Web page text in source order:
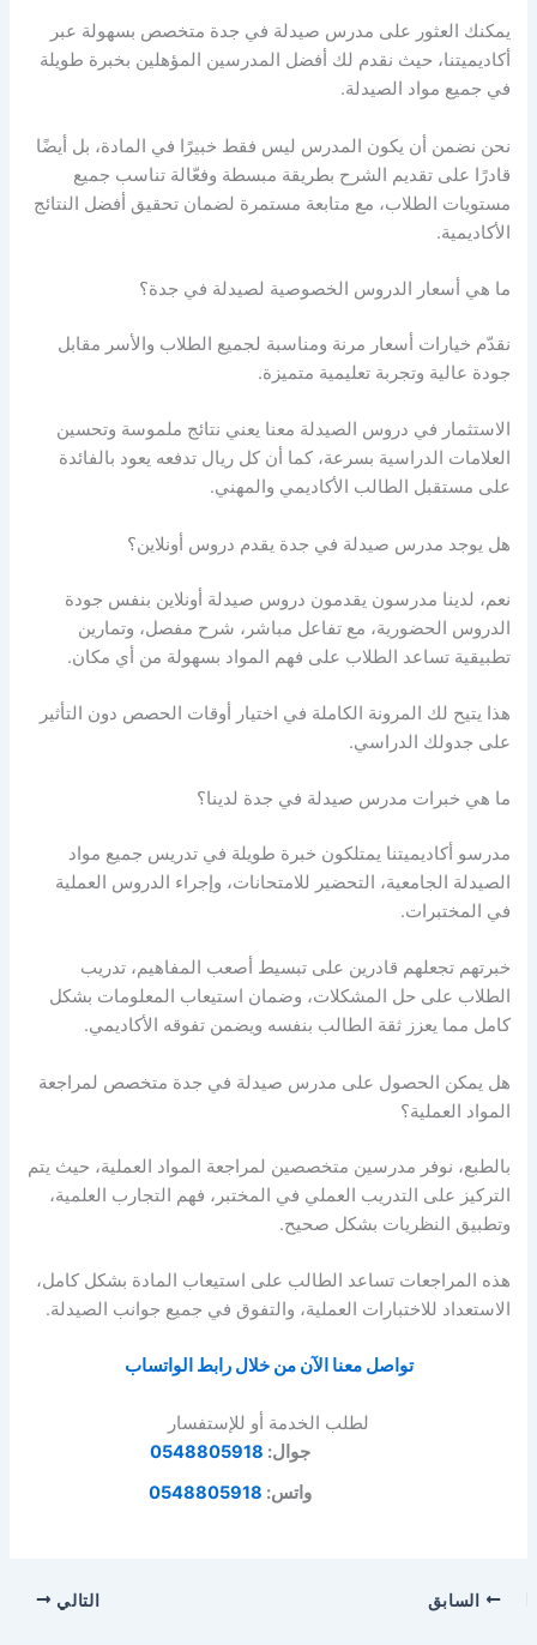
يمكنك العثور على مدرس صيدلة في جدة متخصص بسهولة عبر
أكاديميتنا، حيث نقدم لك أفضل المدرسين المؤهلين بخبرة طويلة
في جميع مواد الصيدلة.
نحن نضمن أن يكون المدرس ليس فقط خبيرًا في المادة، بل أيضًا
قادرًا على تقديم الشرح بطريقة مبسطة وفعّالة تناسب جميع
مستويات الطلاب، مع متابعة مستمرة لضمان تحقيق أفضل النتائج
الأكاديمية.
ما هي أسعار الدروس الخصوصية لصيدلة في جدة؟
نقدّم خيارات أسعار مرنة ومناسبة لجميع الطلاب والأسر مقابل
جودة عالية وتجربة تعليمية متميزة.
الاستثمار في دروس الصيدلة معنا يعني نتائج ملموسة وتحسين
العلامات الدراسية بسرعة، كما أن كل ريال تدفعه يعود بالفائدة
على مستقبل الطالب الأكاديمي والمهني.
هل يوجد مدرس صيدلة في جدة يقدم دروس أونلاين؟
نعم، لدينا مدرسون يقدمون دروس صيدلة أونلاين بنفس جودة
الدروس الحضورية، مع تفاعل مباشر، شرح مفصل، وتمارين
تطبيقية تساعد الطلاب على فهم المواد بسهولة من أي مكان.
هذا يتيح لك المرونة الكاملة في اختيار أوقات الحصص دون التأثير
على جدولك الدراسي.
ما هي خبرات مدرس صيدلة في جدة لدينا؟
مدرسو أكاديميتنا يمتلكون خبرة طويلة في تدريس جميع مواد
الصيدلة الجامعية، التحضير للامتحانات، وإجراء الدروس العملية
في المختبرات.
خبرتهم تجعلهم قادرين على تبسيط أصعب المفاهيم، تدريب
الطلاب على حل المشكلات، وضمان استيعاب المعلومات بشكل
كامل مما يعزز ثقة الطالب بنفسه ويضمن تفوقه الأكاديمي.
هل يمكن الحصول على مدرس صيدلة في جدة متخصص لمراجعة
المواد العملية؟
بالطبع، نوفر مدرسين متخصصين لمراجعة المواد العملية، حيث يتم
التركيز على التدريب العملي في المختبر، فهم التجارب العلمية،
وتطبيق النظريات بشكل صحيح.
هذه المراجعات تساعد الطالب على استيعاب المادة بشكل كامل،
الاستعداد للاختبارات العملية، والتفوق في جميع جوانب الصيدلة.
تواصل معنا الآن من خلال رابط الواتساب
لطلب الخدمة أو للإستفسار
جوال: 0548805918
واتس: 0548805918
السابق التالي